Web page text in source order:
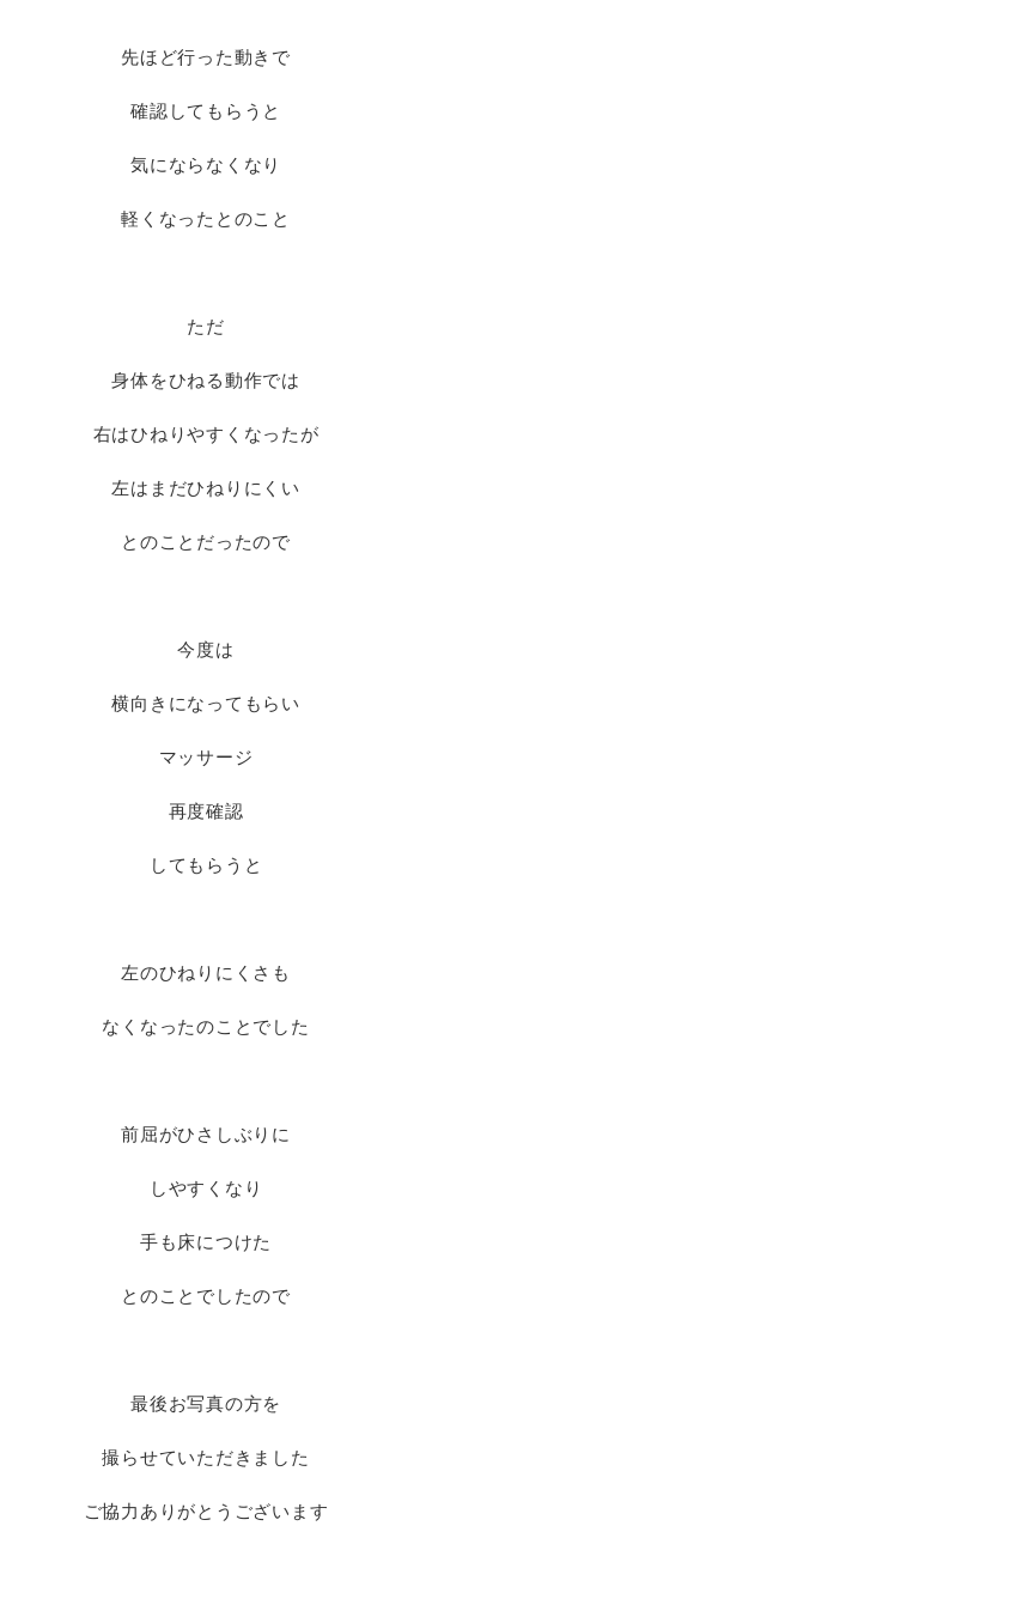
先ほど行った動きで
確認してもらうと
気にならなくなり
軽くなったとのこと
ただ
身体をひねる動作では
右はひねりやすくなったが
左はまだひねりにくい
とのことだったので
今度は
横向きになってもらい
マッサージ
再度確認
してもらうと
左のひねりにくさも
なくなったのことでした
前屈がひさしぶりに
しやすくなり
手も床につけた
とのことでしたので
最後お写真の方を
撮らせていただきました
ご協力ありがとうございます